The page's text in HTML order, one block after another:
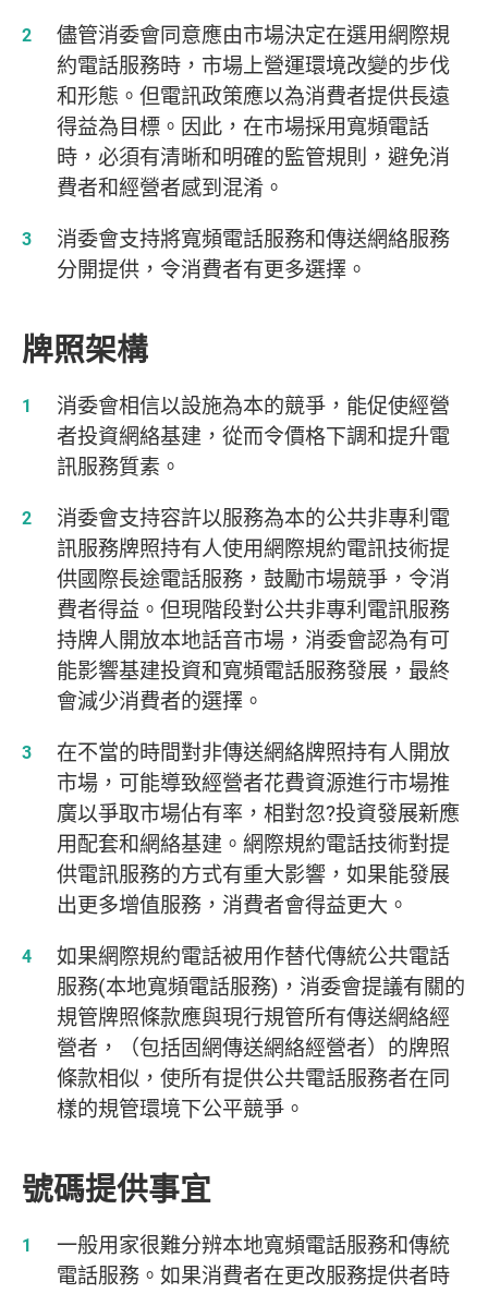
儘管消委會同意應由市場決定在選用網際規
約電話服務時，市場上營運環境改變的步伐
和形態。但電訊政策應以為消費者提供長遠
得益為目標。因此，在市場採用寬頻電話
時，必須有清晰和明確的監管規則，避免消
費者和經營者感到混淆。
消委會支持將寬頻電話服務和傳送網絡服務
分開提供，令消費者有更多選擇。
牌照架構
消委會相信以設施為本的競爭，能促使經營
者投資網絡基建，從而令價格下調和提升電
訊服務質素。
消委會支持容許以服務為本的公共非專利電
訊服務牌照持有人使用網際規約電訊技術提
供國際長途電話服務，鼓勵市場競爭，令消
費者得益。但現階段對公共非專利電訊服務
持牌人開放本地話音市場，消委會認為有可
能影響基建投資和寬頻電話服務發展，最終
會減少消費者的選擇。
在不當的時間對非傳送網絡牌照持有人開放
市場，可能導致經營者花費資源進行市場推
廣以爭取市場佔有率，相對忽?投資發展新應
用配套和網絡基建。網際規約電話技術對提
供電訊服務的方式有重大影響，如果能發展
出更多增值服務，消費者會得益更大。
如果網際規約電話被用作替代傳統公共電話
服務(本地寬頻電話服務)，消委會提議有關的
規管牌照條款應與現行規管所有傳送網絡經
營者，（包括固網傳送網絡經營者）的牌照
條款相似，使所有提供公共電話服務者在同
樣的規管環境下公平競爭。
號碼提供事宜
一般用家很難分辨本地寬頻電話服務和傳統
電話服務。如果消費者在更改服務提供者時